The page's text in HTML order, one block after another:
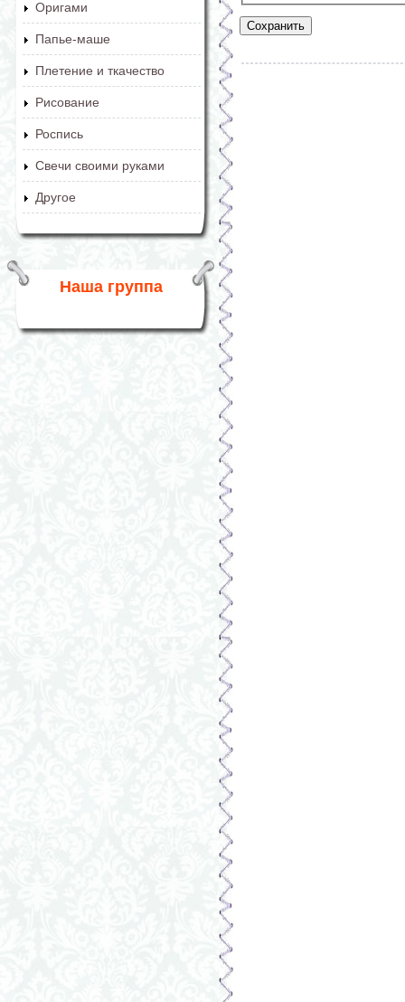
Оригами
Папье-маше
Плетение и ткачество
Рисование
Роспись
Свечи своими руками
Другое
Наша группа